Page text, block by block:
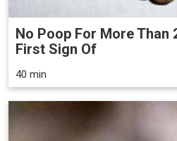
No Poop For More Than
First Sign Of
40 min